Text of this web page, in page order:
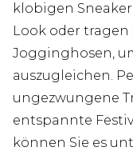
klobigen
Look oder tragen
Jogginghosen,
auszugleichen.
ungezwungene
entspannte
können Sie es